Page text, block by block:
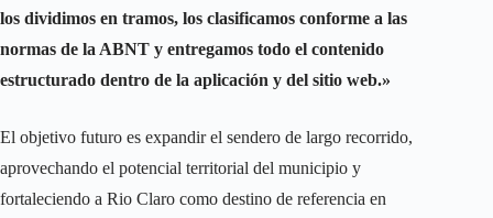
los dividimos en tramos, los clasificamos conforme a las
normas de la ABNT y entregamos todo el contenido
estructurado dentro de la aplicación y del sitio web.»
El objetivo futuro es expandir el sendero de largo recorrido,
aprovechando el potencial territorial del municipio y
fortaleciendo a Rio Claro como destino de referencia en